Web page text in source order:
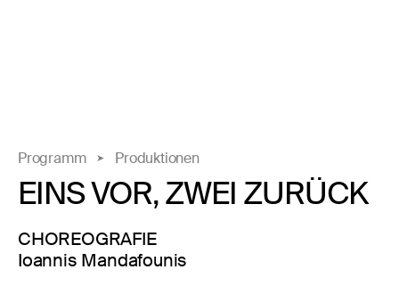
Programm Produktionen
EINS VOR, ZWEI ZURÜCK
CHOREOGRAFIE
Ioannis Mandafounis